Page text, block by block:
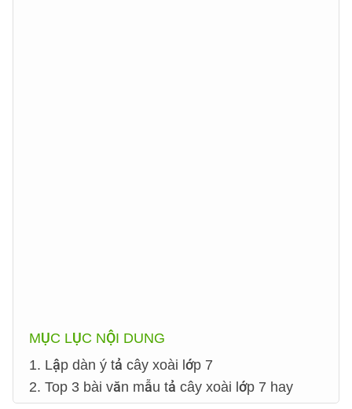
MỤC LỤC NỘI DUNG
1. Lập dàn ý tả cây xoài lớp 7
2. Top 3 bài văn mẫu tả cây xoài lớp 7 hay